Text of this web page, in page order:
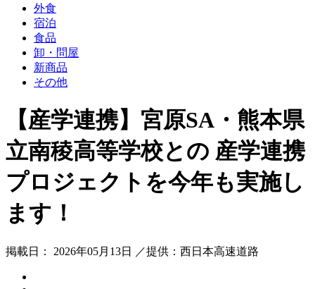
外食
宿泊
食品
卸・問屋
新商品
その他
【産学連携】宮原SA・熊本県
立南稜高等学校との 産学連携
プロジェクトを今年も実施し
ます！
掲載日： 2026年05月13日 ／提供：西日本高速道路